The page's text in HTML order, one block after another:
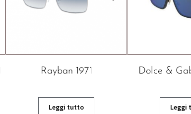
Rayban 1971
Leggi tutto
Dolce &
Leggi